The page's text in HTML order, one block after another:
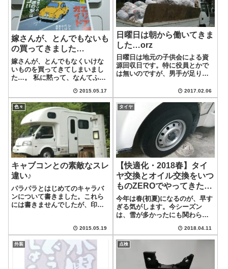
嫁さんが、とんでもないも
の買ってきました…
嫁さんが、とんでもなくいけな
いものを買ってきてしまいまし
た…。 私に黙って、なんてふし
ものは私が担当するのに…。仕
方ないのでこの二日間くらいは
寝不足覚悟で色々と妄想を広げ
ざるを得ません…。全部、嫁さ
んのせいです。...
2015.05.17
日曜日は朝から働いてきま
した…orz
日曜日は地元の子供会による資
源回収日です。特に役員とかで
は無いのですが、男手が足りな
と言うことで、白羽の矢が立っ
てしまっております。いつもボ
ンゴトラック(アミティ)を運転し
てるので、トラックの運転に恐
怖心はないし...
2017.02.06
色々
キャブコンとの素敵なスレ
違い♪
パラパラとはじめてのキャラバ
ンについて書きました。これら
には書きませんでしたが、印象
イント今回、はじめてのキャラ
バンにでかけて、はじめは「お
っかなびっくり」な状態で運転
しておりました。...
2015.05.19
タイヤ
【快適化・2018春】タイ
ヤ交換とオイル交換をいつ
ものZEROでやってきた。
２台分なのでちょっと高く
ついたかな( ノД`)…
今年は春(初夏)になるのが、早す
ぎる気がします。今シーズン
は、雪が多かったにも関わら
で、スキーへの気持ちが収まる
のも早かったです。ということ
で、何となくタイミングを失っ
ていた夏タイヤへのローテーシ
ョンをやっておこ...
2018.04.11
外装 点検